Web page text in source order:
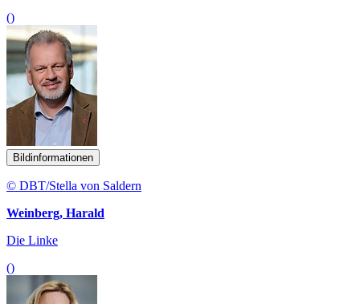
()
Bildinformationen
© DBT/Stella von Saldern
Weinberg, Harald
Die Linke
()